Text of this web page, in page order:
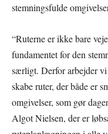
stemningsfulde
“Ruterne er ikke bare
fundamentet for den
særligt. Derfor arbejder
skabe ruter, der både er
omgivelser, som gør
Algot Nielsen, der er